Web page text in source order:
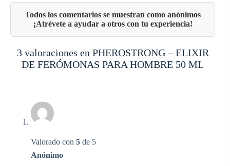
3 valoraciones en PHEROSTRONG – ELIXIR
DE FERÓMONAS PARA HOMBRE 50 ML
Valorado con 5 de 5
Anónimo